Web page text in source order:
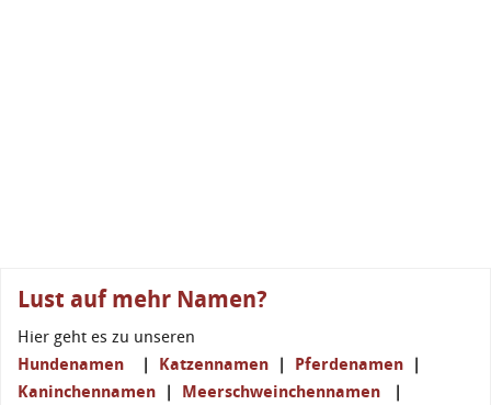
Lust auf mehr Namen?
Hier geht es zu unseren
Hundenamen | Katzennamen | Pferdenamen |
Kaninchennamen | Meerschweinchennamen |